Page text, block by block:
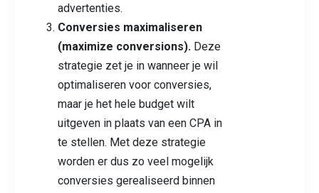
advertenties.
Conversies maximaliseren
(maximize conversions). Deze
strategie zet je in wanneer je wil
optimaliseren voor conversies,
maar je het hele budget wilt
uitgeven in plaats van een CPA in
te stellen. Met deze strategie
worden er dus zo veel mogelijk
conversies gerealiseerd binnen